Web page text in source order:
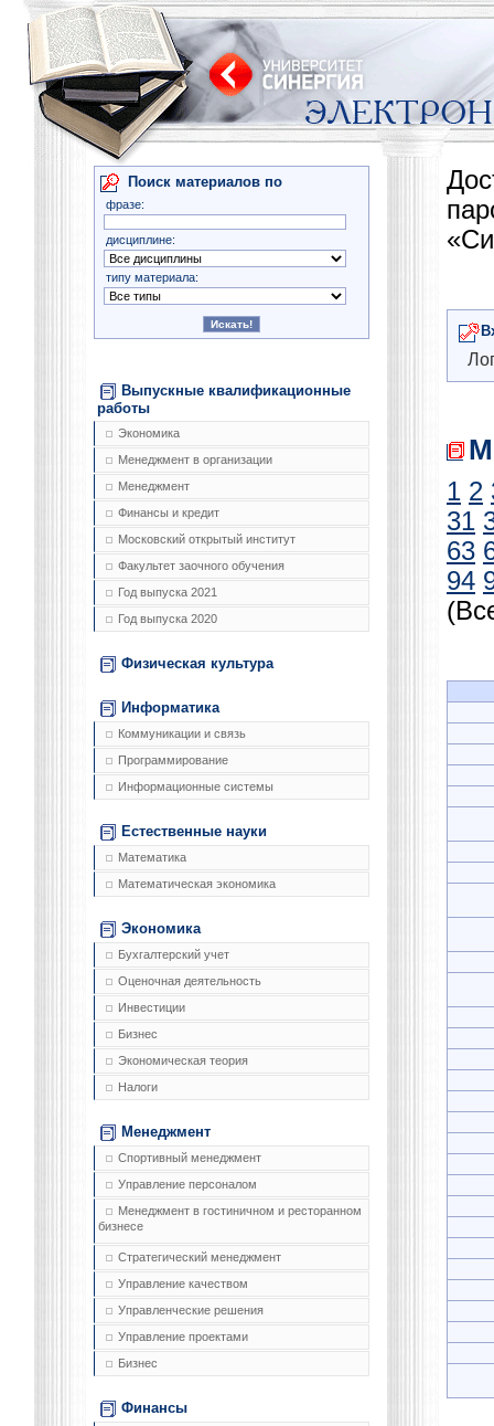
Поиск материалов по
фразе:
дисциплине:
типу материала:
Выпускные квалификационные
работы
Экономика
Менеджмент в организации
Менеджмент
Финансы и кредит
Московский открытый институт
Факультет заочного обучения
Год выпуска 2021
Год выпуска 2020
Физическая культура
Информатика
Коммуникации и связь
Программирование
Информационные системы
Естественные науки
Математика
Математическая экономика
Экономика
Бухгалтерский учет
Оценочная деятельность
Инвестиции
Бизнес
Экономическая теория
Налоги
Менеджмент
Спортивный менеджмент
Управление персоналом
Менеджмент в гостиничном и ресторанном
бизнесе
Стратегический менеджмент
Управление качеством
Управленческие решения
Управление проектами
Бизнес
Финансы
1 2
31
63
94